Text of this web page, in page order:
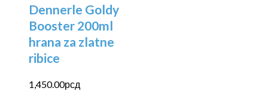
Dennerle Goldy
Booster 200ml
hrana za zlatne
ribice
1,450.00рсд